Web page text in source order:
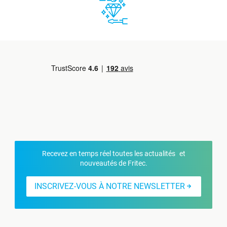
Recevez en temps réel toutes les actualités et
nouveautés de Fritec.
INSCRIVEZ-VOUS À NOTRE NEWSLETTER